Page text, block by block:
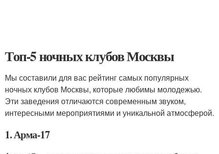
Топ-5 ночных клубов Москвы
Мы составили для вас рейтинг самых популярных
ночных клубов Москвы, которые любимы молодежью.
Эти заведения отличаются современным звуком,
интересными мероприятиями и уникальной атмосферой.
1. Арма-17